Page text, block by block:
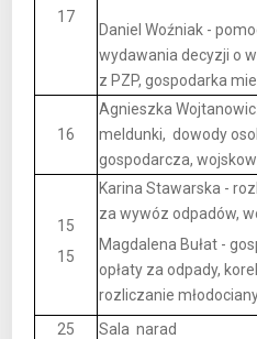
17
Daniel Woźniak -
wydawania decyzji o
z PZP, gospodarka
16
Agnieszka
meldunki, dowody
gospodarcza,
15
15
Karina Stawarska -
za wywóz odpadów,
Magdalena Bułat -
opłaty za odpady,
rozliczanie
25
Sala narad